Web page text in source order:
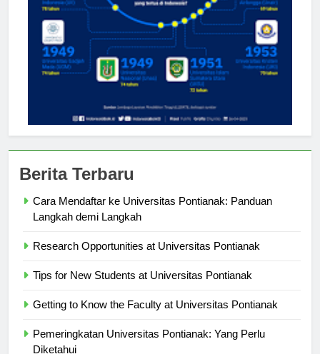
Cara Mendaftar ke Universitas Pontianak: Panduan
Pemeringkatan Universitas Pontianak: Yang Perlu